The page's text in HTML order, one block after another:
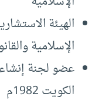
الهيئة
الإسلامية
عضو لجنة
الكويت 1982م